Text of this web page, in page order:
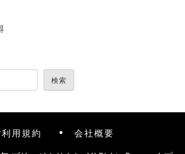
検索
利用規約 会社概要